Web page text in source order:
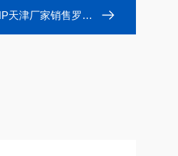
罗托克铝合金电动执行装置